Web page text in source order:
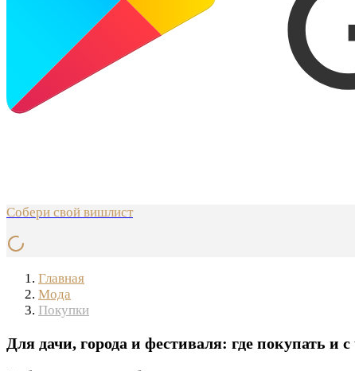
Собери свой вишлист
Главная
Мода
Покупки
Для дачи, города и фестиваля: где покупать и